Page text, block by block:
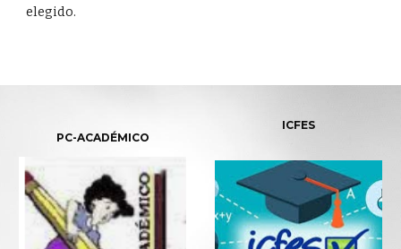
elegido.
PC-ACADÉMICO
ICFES